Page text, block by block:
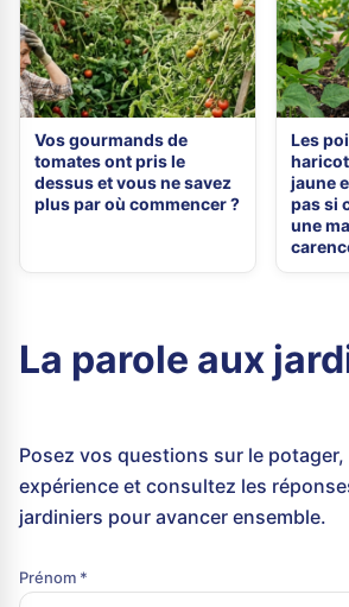
Vos gourmands de
tomates ont pris le
dessus et vous ne savez
plus par où commencer ?
Les
jaune
pas si
une
La parole aux
Posez vos questions sur le
expérience et consultez les
jardiniers pour avancer ensemble.
Prénom *